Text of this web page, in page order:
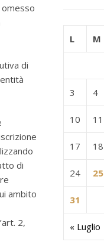
di
di
ambito
2,
L M
« Luglio
3 4
10 11
17 18
24 25
31